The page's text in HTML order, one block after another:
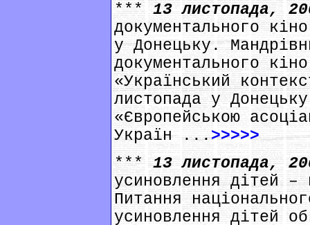
***13 листопада,
документального
у Донецьку.
документального
«Український
листопада у
«Європейською
Україн ...>>>>>
***13 листопада,
усиновлення дітей –
Питання
усиновлення дітей